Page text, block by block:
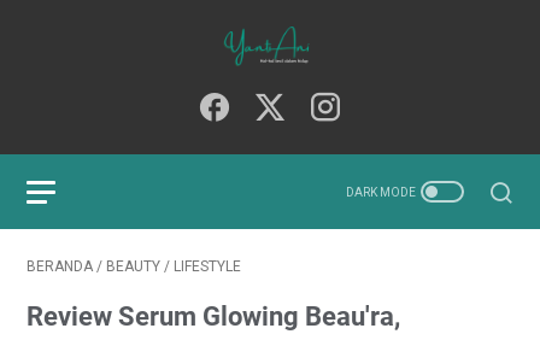
BERANDA / BEAUTY / LIFESTYLE
Review Serum Glowing Beau'ra,